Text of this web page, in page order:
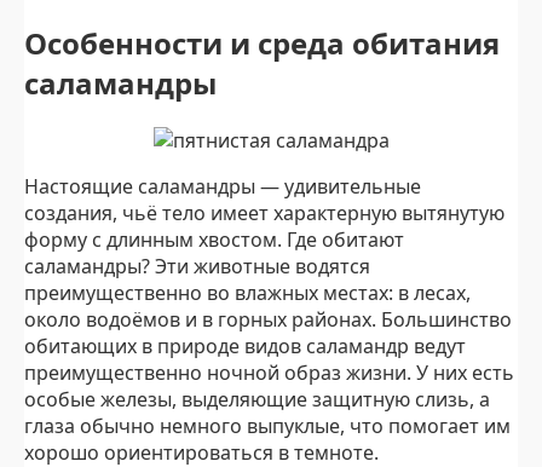
Особенности и среда обитания
саламандры
Настоящие саламандры — удивительные
создания, чьё тело имеет характерную вытянутую
форму с длинным хвостом. Где обитают
саламандры? Эти животные водятся
преимущественно во влажных местах: в лесах,
около водоёмов и в горных районах. Большинство
обитающих в природе видов саламандр ведут
преимущественно ночной образ жизни. У них есть
особые железы, выделяющие защитную слизь, а
глаза обычно немного выпуклые, что помогает им
хорошо ориентироваться в темноте.